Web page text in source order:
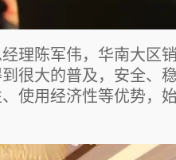
理陈军伟，华南大区
很大的普及，安全、
使用经济性等优势，